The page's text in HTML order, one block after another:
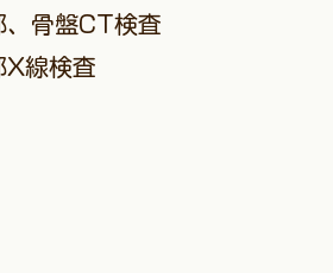
、骨盤CT検査
X線検査